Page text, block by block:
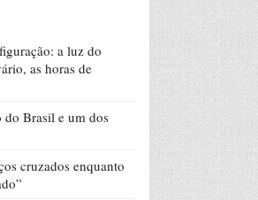
a luz do
as horas de
Brasil e um dos
cruzados enquanto